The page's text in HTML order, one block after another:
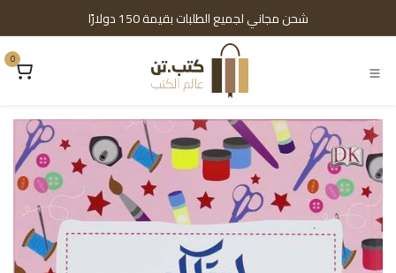
شحن مجاني لجميع الطلبات بقيمة 150 دولارًا
0